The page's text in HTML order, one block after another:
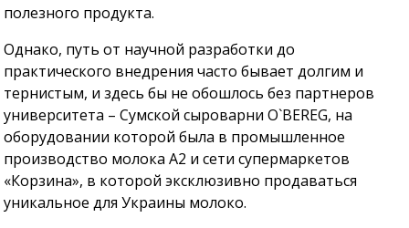
полезного продукта.
Однако, путь от научной разработки до
практического внедрения часто бывает долгим и
тернистым, и здесь бы не обошлось без партнеров
университета – Сумской сыроварни O`BEREG, на
оборудовании которой была в промышленное
производство молока А2 и сети супермаркетов
«Корзина», в которой эксклюзивно продаваться
уникальное для Украины молоко.